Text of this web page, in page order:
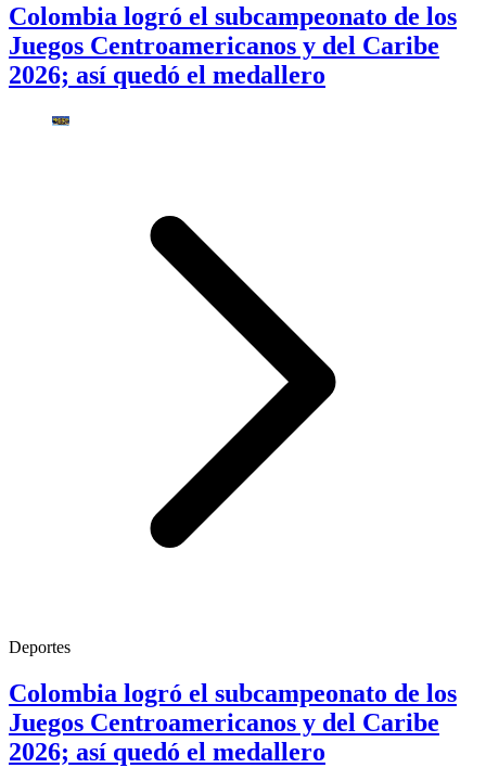
Colombia logró el subcampeonato de los
Juegos Centroamericanos y del Caribe
2026; así quedó el medallero
Deportes
Colombia logró el subcampeonato de los
Juegos Centroamericanos y del Caribe
2026; así quedó el medallero